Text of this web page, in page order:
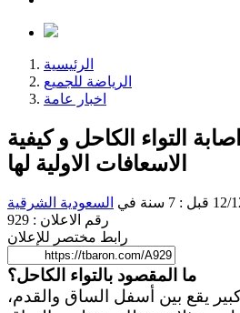
الرئيسية
الرياضة للجميع
اخبار عامة
التواء الكاحل و كيفية
الاسعافات الاولية لها
: 7 سنة في السعودية الشرقية
رقم الاعلان : 929
رابط مختصر للإعلان
ما المقصود بالتواء الكاحل؟
يقع بين أسفل الساق والقدم،